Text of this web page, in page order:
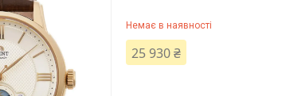
Немає в наявності
25 930 ₴